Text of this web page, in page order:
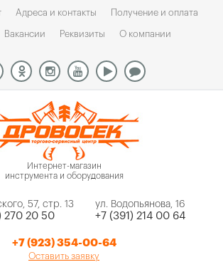
Адреса и контакты Получение и оплата
Вакансии Реквизиты О компании
Интернет-магазин
инструмента и оборудования
57, стр. 13
270 20 50
ул. Водопьянова, 16
+7 (391) 214 00 64
+7 (923) 354-00-64
Оставить заявку